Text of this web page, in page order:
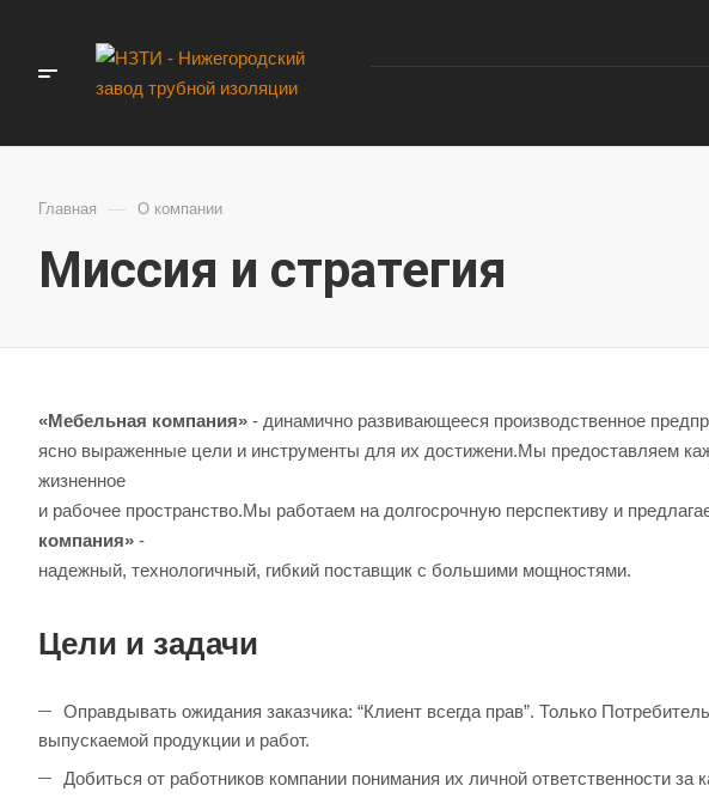
Главная — О компании
Миссия и стратегия
«Мебельная компания» - динамично развивающееся производственное
ясно выраженные цели и инструменты для их достижени.Мы предоставляем
жизненное
и рабочее пространство.Мы работаем на долгосрочную перспективу и
компания» -
надежный, технологичный, гибкий поставщик с большими мощностями.
Цели и задачи
Оправдывать ожидания заказчика: “Клиент всегда прав”. Только
выпускаемой продукции и работ.
Добиться от работников компании понимания их личной ответственности за